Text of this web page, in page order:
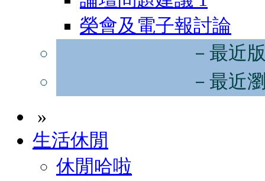
榮會及電子報討論
－最近
－最近
»
生活休閒
休閒哈啦